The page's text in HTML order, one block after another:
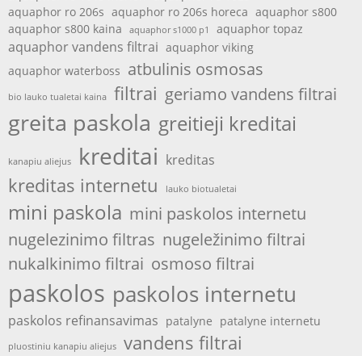
aquaphor ro 206s aquaphor ro 206s horeca aquaphor s800
aquaphor s800 kaina
aquaphor s1000 p1 aquaphor topaz
aquaphor vandens filtrai aquaphor viking
aquaphor waterboss atbulinis osmosas
bio lauko tualetai kaina filtrai geriamo vandens filtrai
greita paskola greitieji kreditai
kanapiu aliejus kreditai kreditas
kreditas internetu lauko biotualetai
mini paskola mini paskolos internetu
nugelezinimo filtras nugeležinimo filtrai
nukalkinimo filtrai osmoso filtrai
paskolos paskolos internetu
paskolos refinansavimas patalyne patalyne internetu
pluostiniu kanapiu aliejus vandens filtrai